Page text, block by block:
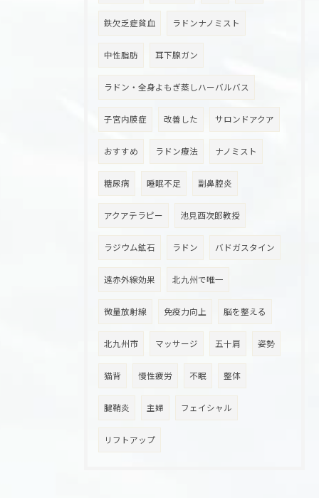
鉄欠乏症貧血 ラドンナノミスト
中性脂肪 耳下腺ガン
ラドン・全身よもぎ蒸しハーバルバス
子宮内膜症 改善した サロンドアクア
おすすめ ラドン療法 ナノミスト
糖尿病 睡眠不足 副鼻腔炎
アクアテラピー 池見酉次郎教授
ラジウム鉱石 ラドン バドガスタイン
遠赤外線効果 北九州で唯一
微量放射線 免疫力向上 脳を整える
北九州市 マッサージ 五十肩 姿勢
猫背 慢性疲労 不眠 整体
腱鞘炎 主婦 フェイシャル
リフトアップ